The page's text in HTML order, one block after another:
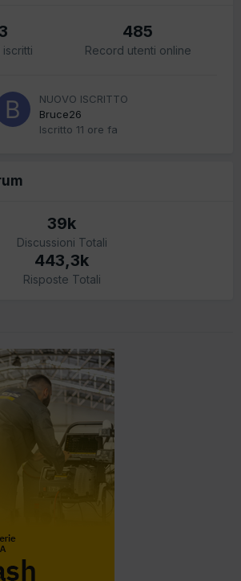
485
Record utenti online
NUOVO ISCRITTO
Bruce26
Iscritto 11 ore fa
39k
Discussioni Totali
443,3k
Risposte Totali